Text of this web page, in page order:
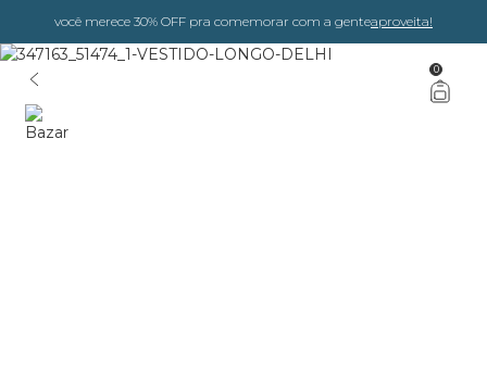
você merece 30% OFF pra comemorar com a genteaproveita!
0